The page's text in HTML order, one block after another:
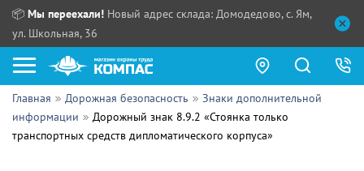
📦 Мы переехали! Новый адрес склада: Домодедово, с. Ям,
ул. Школьная, 36
Как купить?
Прайс-листы
Главная Дорожная безопасность
Знаки дополнительной
информации
Дорожный знак 8.9.2 «Стоянка только
транспортных средств дипломатического корпуса»